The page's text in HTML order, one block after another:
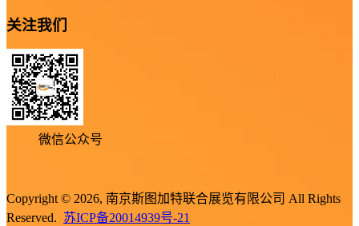
关注我们
微信公众号
Copyright © 2026, 南京斯图加特联合展览有限公司 All Rights
Reserved. 苏ICP备20014939号-21